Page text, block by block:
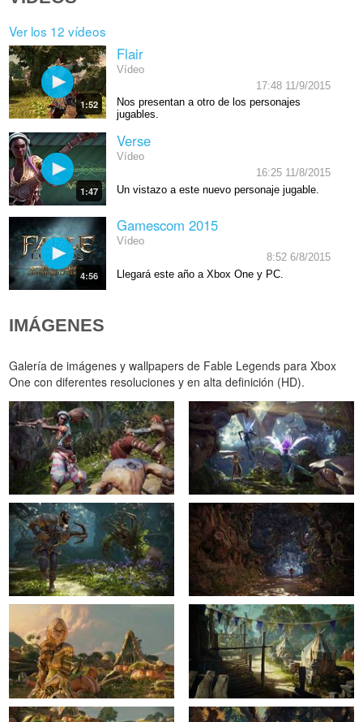
Ver los 12 vídeos
1:52
Flair
Vídeo
17:48 11/9/2015
Nos presentan a otro de los personajes
jugables.
1:47
Verse
Vídeo
16:25 11/8/2015
Un vistazo a este nuevo personaje jugable.
4:56
Gamescom 2015
Vídeo
8:52 6/8/2015
Llegará este año a Xbox One y PC.
IMÁGENES
Galería de imágenes y wallpapers de Fable Legends para Xbox
One con diferentes resoluciones y en alta definición (HD).